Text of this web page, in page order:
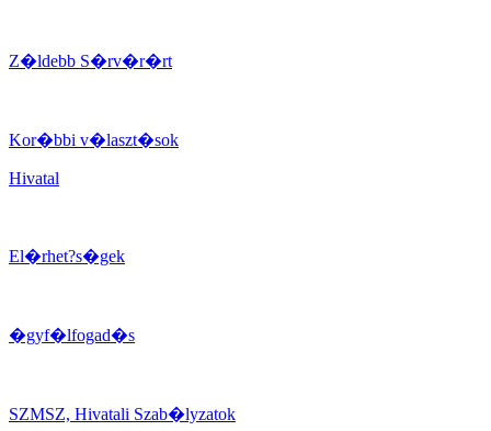
Z�ldebb S�rv�r�rt
Kor�bbi v�laszt�sok
Hivatal
El�rhet?s�gek
�gyf�lfogad�s
SZMSZ, Hivatali Szab�lyzatok